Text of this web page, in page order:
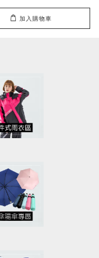
加入購物車